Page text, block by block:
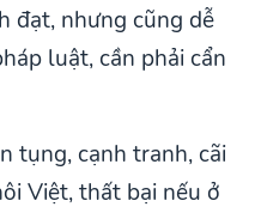
đạt, nhưng cũng dễ
luật, cần phải cẩn
tụng, cạnh tranh, cãi
Việt, thất bại nếu ở